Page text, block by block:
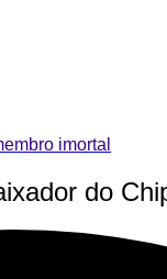
imortal
do